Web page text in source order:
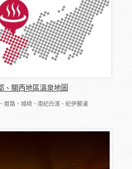
、關西地區溫泉地圖
姫路、城崎、南紀白濱、紀伊勝浦